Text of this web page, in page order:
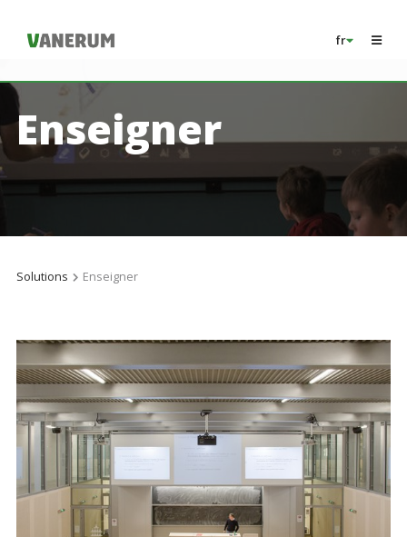
fr
Enseigner
Solutions Enseigner